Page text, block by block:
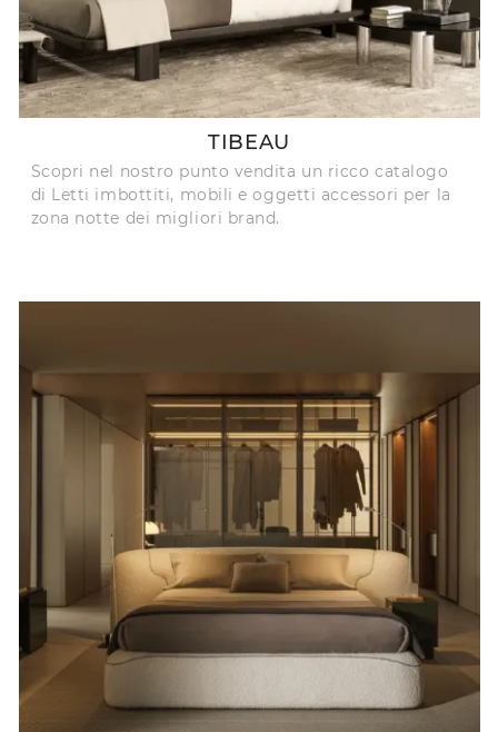
TIBEAU
Scopri nel nostro punto vendita un ricco catalogo
di Letti imbottiti, mobili e oggetti accessori per la
zona notte dei migliori brand.